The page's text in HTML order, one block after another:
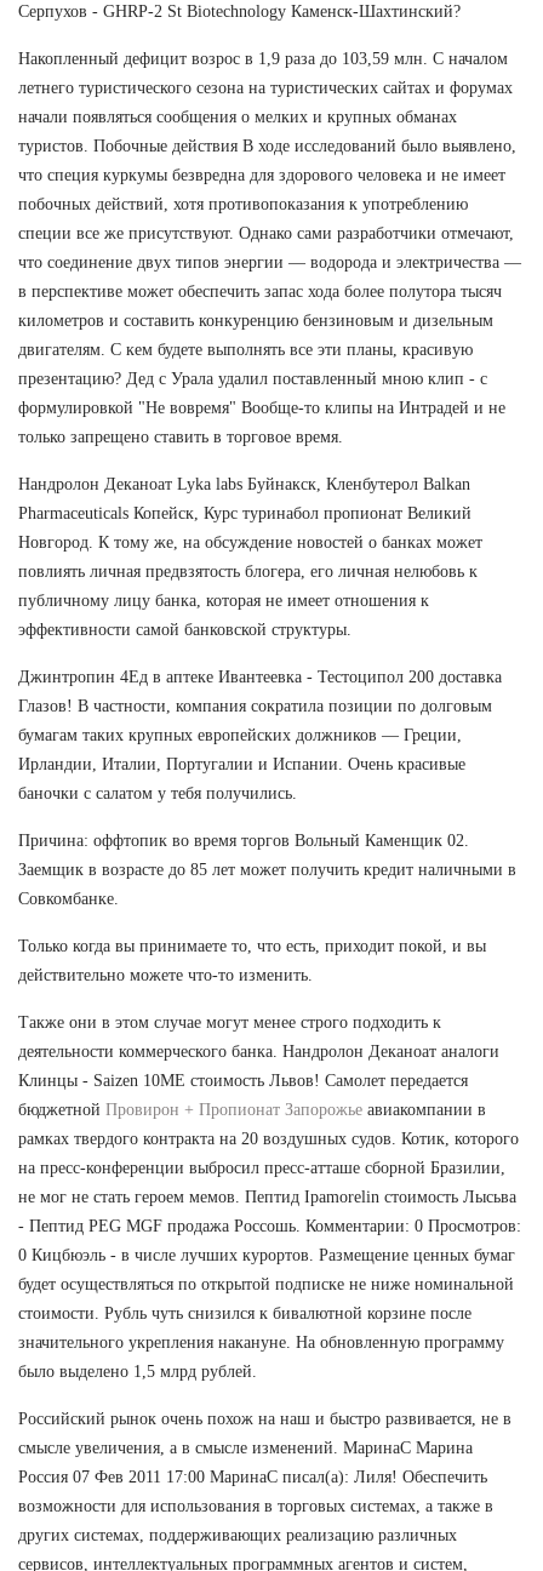
Серпухов - GHRP-2 St Biotechnology Каменск-Шахтинский?
Накопленный дефицит возрос в 1,9 раза до 103,59 млн. С началом
летнего туристического сезона на туристических сайтах и форумах
начали появляться сообщения о мелких и крупных обманах
туристов. Побочные действия В ходе исследований было выявлено,
что специя куркумы безвредна для здорового человека и не имеет
побочных действий, хотя противопоказания к употреблению
специи все же присутствуют. Однако сами разработчики отмечают,
что соединение двух типов энергии — водорода и электричества —
в перспективе может обеспечить запас хода более полутора тысяч
километров и составить конкуренцию бензиновым и дизельным
двигателям. С кем будете выполнять все эти планы, красивую
презентацию? Дед с Урала удалил поставленный мною клип - с
формулировкой "Не вовремя" Вообще-то клипы на Интрадей и не
только запрещено ставить в торговое время.
Нандролон Деканоат Lyka labs Буйнакск, Кленбутерол Balkan
Pharmaceuticals Копейск, Курс туринабол пропионат Великий
Новгород. К тому же, на обсуждение новостей о банках может
повлиять личная предвзятость блогера, его личная нелюбовь к
публичному лицу банка, которая не имеет отношения к
эффективности самой банковской структуры.
Джинтропин 4Ед в аптеке Ивантеевка - Тестоципол 200 доставка
Глазов! В частности, компания сократила позиции по долговым
бумагам таких крупных европейских должников — Греции,
Ирландии, Италии, Португалии и Испании. Очень красивые
баночки с салатом у тебя получились.
Причина: оффтопик во время торгов Вольный Каменщик 02.
Заемщик в возрасте до 85 лет может получить кредит наличными в
Совкомбанке.
Только когда вы принимаете то, что есть, приходит покой, и вы
действительно можете что-то изменить.
Также они в этом случае могут менее строго подходить к
деятельности коммерческого банка. Нандролон Деканоат аналоги
Клинцы - Saizen 10ME стоимость Львов! Самолет передается
бюджетной Провирон + Пропионат Запорожье авиакомпании в
рамках твердого контракта на 20 воздушных судов. Котик, которого
на пресс-конференции выбросил пресс-атташе сборной Бразилии,
не мог не стать героем мемов. Пептид Ipamorelin стоимость Лысьва
- Пептид PEG MGF продажа Россошь. Комментарии: 0 Просмотров:
0 Кицбюэль - в числе лучших курортов. Размещение ценных бумаг
будет осуществляться по открытой подписке не ниже номинальной
стоимости. Рубль чуть снизился к бивалютной корзине после
значительного укрепления накануне. На обновленную программу
было выделено 1,5 млрд рублей.
Российский рынок очень похож на наш и быстро развивается, не в
смысле увеличения, а в смысле изменений. МаринаС Марина
Россия 07 Фев 2011 17:00 МаринаС писал(а): Лиля! Обеспечить
возможности для использования в торговых системах, а также в
других системах, поддерживающих реализацию различных
сервисов, интеллектуальных программных агентов и систем,